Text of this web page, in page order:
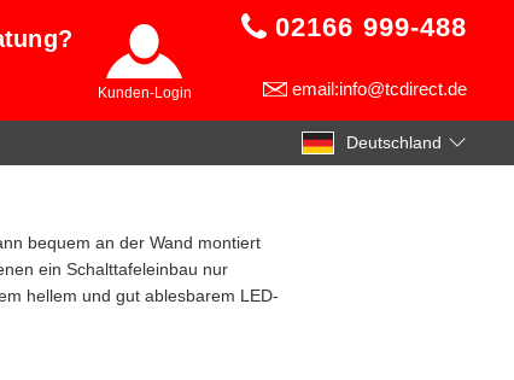
Deutschland
02166 999-488
email:info@tcdirect.de
Kunden-Login
bequem an der Wand montiert
ein Schalttafeleinbau nur
hellem und gut ablesbarem LED-